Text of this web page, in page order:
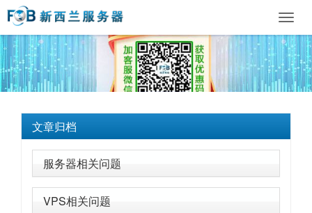
文章归档
服务器相关问题
VPS相关问题